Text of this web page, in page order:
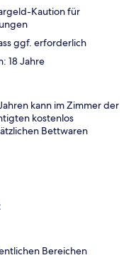
Kaution für
ggf. erforderlich
18 Jahre
kann im Zimmer der
kostenlos
Bettwaren
Bereichen